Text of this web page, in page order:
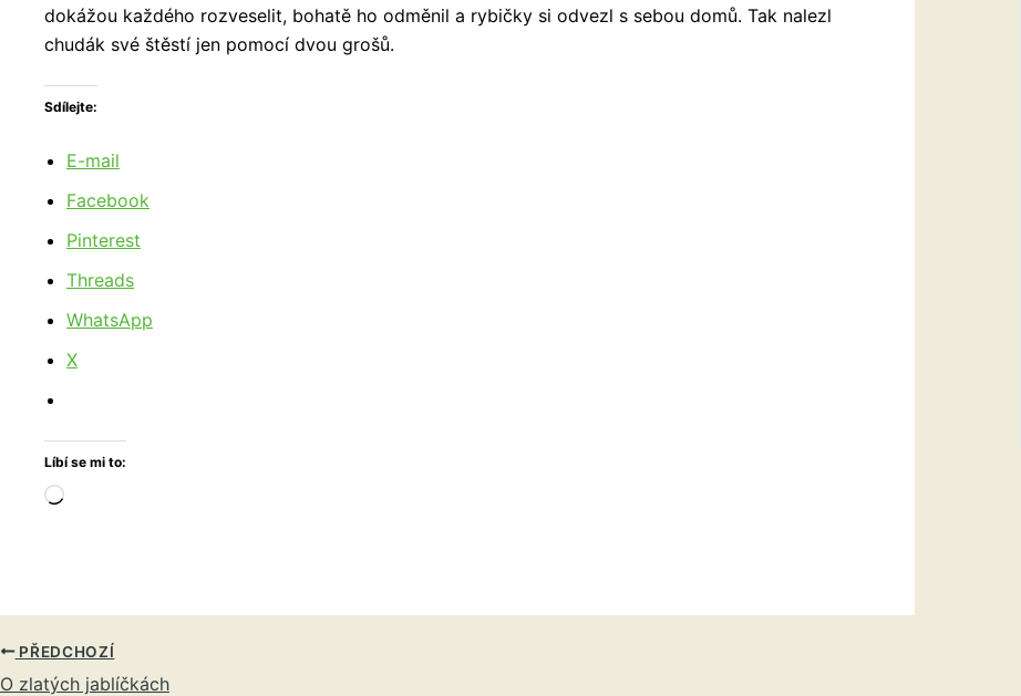
dokážou každého rozveselit, bohatě ho odměnil a rybičky si odvezl s sebou domů. Tak nalezl
chudák své štěstí jen pomocí dvou grošů.
Sdílejte:
E-mail
Facebook
Pinterest
Threads
WhatsApp
X
Líbí se mi to:
Načítání…
PŘEDCHOZÍ
O zlatých jablíčkách